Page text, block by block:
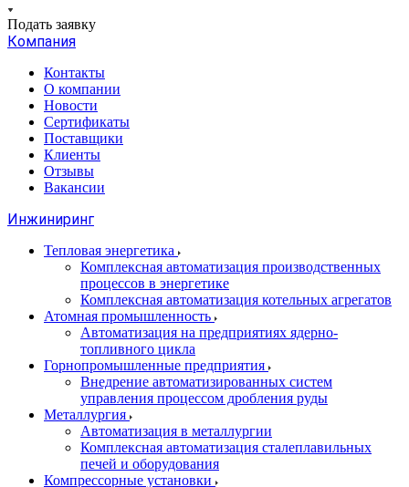
Подать заявку
Компания
Контакты
О компании
Новости
Сертификаты
Поставщики
Клиенты
Отзывы
Вакансии
Инжиниринг
Тепловая энергетика
Комплексная автоматизация производственных
процессов в энергетике
Комплексная автоматизация котельных агрегатов
Атомная промышленность
Автоматизация на предприятиях ядерно-
топливного цикла
Горнопромышленные предприятия
Внедрение автоматизированных систем
управления процессом дробления руды
Металлургия
Автоматизация в металлургии
Комплексная автоматизация сталеплавильных
печей и оборудования
Компрессорные установки